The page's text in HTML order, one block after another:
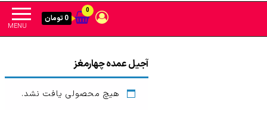
MENU
0
0 تومان
آجیل عمده چهارمغز
هیچ محصولی یافت نشد.